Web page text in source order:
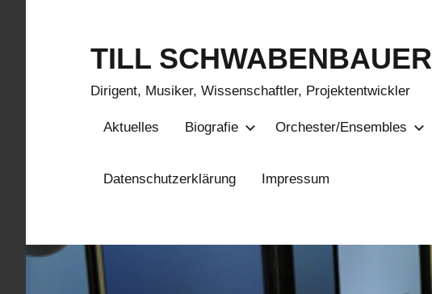
TILL SCHWABENBAUER
Dirigent, Musiker, Wissenschaftler, Projektentwickler
Aktuelles Biografie Orchester/Ensembles
Datenschutzerklärung Impressum